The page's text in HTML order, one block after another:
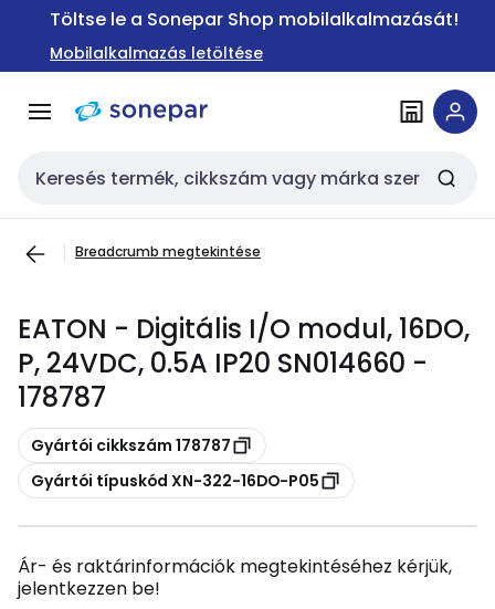
Ugrás a
Ugrás a
tartalomra
Töltse le a Sonepar Shop mobilalkalmazását!
Mobilalkalmazás letöltése
Keresési bemenet
Breadcrumb megtekintése
EATON - Digitális I/O modul, 16DO,
P, 24VDC, 0.5A IP20 SN014660 -
178787
Másolás
Gyártói cikkszám 178787
Másolás
Gyártói típuskód XN-322-16DO-P05
Ár- és raktárinformációk megtekintéséhez kérjük,
jelentkezzen be!